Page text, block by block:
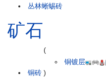
丛林蜥蜴砖
矿石
铜砖
(
铜镀层
)